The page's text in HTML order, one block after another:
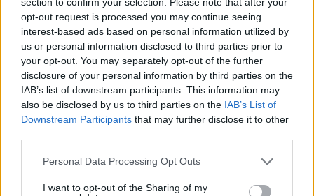
opt-out request is processed you may continue seeing
interest-based ads based on personal information utilized by
us or personal information disclosed to third parties prior to
your opt-out. You may separately opt-out of the further
disclosure of your personal information by third parties on the
IAB’s list of downstream participants. This information may
also be disclosed by us to third parties on the IAB’s List of
Downstream Participants that may further disclose it to other
Please note that this website/app uses one or more Google
not limited to your visit or usage behaviour. You may click to
Personal Data Processing Opt Outs
I want to opt-out of the Sharing of my
γείτονες, Σκοπιανοί, Τούρκοι, Βούλγαροι, Αλβανοί
κλπ, ΔΕΝ καίγονται από ΜΕΓΑ πυρκαγιές! Γιατί;;;
(Ρητορικό το ερώτημα, βεβαίως!!)
ΑΠΑΝΤΗΣΗ
Giannis
28.08.2023, 10:19
Αλλο ενα πιονι του συστηματος περι (εγ)κλιματικης
αλλαγης...
ΑΠΑΝΤΗΣΗ